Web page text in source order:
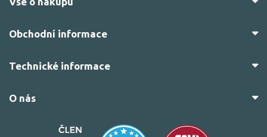
Obchodní informace
Technické informace
O nás